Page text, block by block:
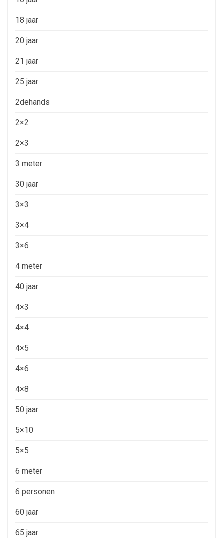
18 jaar
20 jaar
21 jaar
25 jaar
2dehands
2×2
2×3
3 meter
30 jaar
3×3
3×4
3×6
4 meter
40 jaar
4×3
4×4
4×5
4×6
4×8
50 jaar
5×10
5×5
6 meter
6 personen
60 jaar
65 jaar